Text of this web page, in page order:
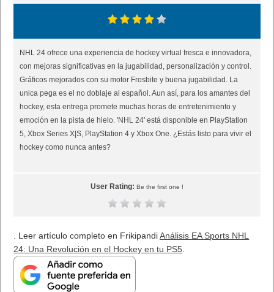
NHL 24 ofrece una experiencia de hockey virtual fresca e innovadora,
con mejoras significativas en la jugabilidad, personalización y control.
Gráficos mejorados con su motor Frosbite y buena jugabilidad. La
unica pega es el no doblaje al español. Aun así, para los amantes del
hockey, esta entrega promete muchas horas de entretenimiento y
emoción en la pista de hielo. 'NHL 24' está disponible en PlayStation
5, Xbox Series X|S, PlayStation 4 y Xbox One. ¿Estás listo para vivir el
hockey como nunca antes?
User Rating: Be the first one !
. Leer artículo completo en FrikipandiAnálisis EA Sports NHL
24: Una Revolución en el Hockey en tu PS5